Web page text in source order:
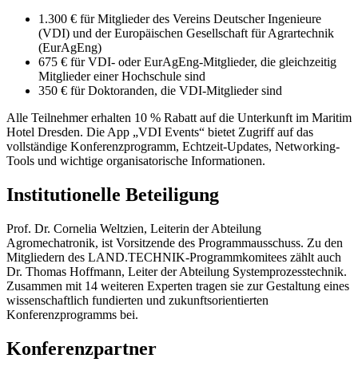
1.300 € für Mitglieder des Vereins Deutscher Ingenieure
(VDI) und der Europäischen Gesellschaft für Agrartechnik
(EurAgEng)
675 € für VDI- oder EurAgEng-Mitglieder, die gleichzeitig
Mitglieder einer Hochschule sind
350 € für Doktoranden, die VDI-Mitglieder sind
Alle Teilnehmer erhalten 10 % Rabatt auf die Unterkunft im Maritim
Hotel Dresden. Die App „VDI Events“ bietet Zugriff auf das
vollständige Konferenzprogramm, Echtzeit-Updates, Networking-
Tools und wichtige organisatorische Informationen.
Institutionelle Beteiligung
Prof. Dr. Cornelia Weltzien, Leiterin der Abteilung
Agromechatronik, ist Vorsitzende des Programmausschuss. Zu den
Mitgliedern des LAND.TECHNIK-Programmkomitees zählt auch
Dr. Thomas Hoffmann, Leiter der Abteilung Systemprozesstechnik.
Zusammen mit 14 weiteren Experten tragen sie zur Gestaltung eines
wissenschaftlich fundierten und zukunftsorientierten
Konferenzprogramms bei.
Konferenzpartner